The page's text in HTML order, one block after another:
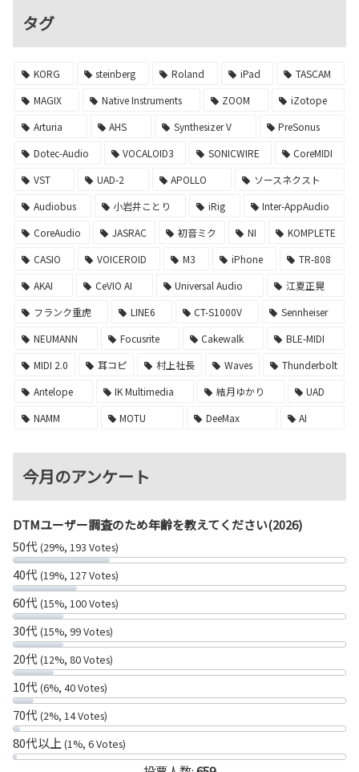
タグ
KORG steinberg Roland iPad
TASCAM
MAGIX
Native Instruments ZOOM
iZotope
Arturia
AHS Synthesizer V
PreSonus
Dotec-Audio
VOCALOID3 SONICWIRE
CoreMIDI
VST
UAD-2 APOLLO
ソースネクスト
Audiobus
小岩井ことり iRig
Inter-AppAudio
CoreAudio
JASRAC 初音ミク NI
KOMPLETE
CASIO
VOICEROID M3 iPhone
TR-808
AKAI
CeVIO AI Universal Audio
江夏正晃
フランク重虎
LINE6 CT-S1000V
Sennheiser
NEUMANN
Focusrite Cakewalk
BLE-MIDI
MIDI 2.0
耳コピ 村上社長 Waves
Thunderbolt
Antelope
IK Multimedia 結月ゆかり
UAD
NAMM
MOTU DeeMax AI
今月のアンケート
DTMユーザー調査のため年齢を教えてください(2026)
50代(29%, 193 Votes)
40代(19%, 127 Votes)
60代(15%, 100 Votes)
30代(15%, 99 Votes)
20代(12%, 80 Votes)
10代(6%, 40 Votes)
70代(2%, 14 Votes)
80代以上 (1%, 6 Votes)